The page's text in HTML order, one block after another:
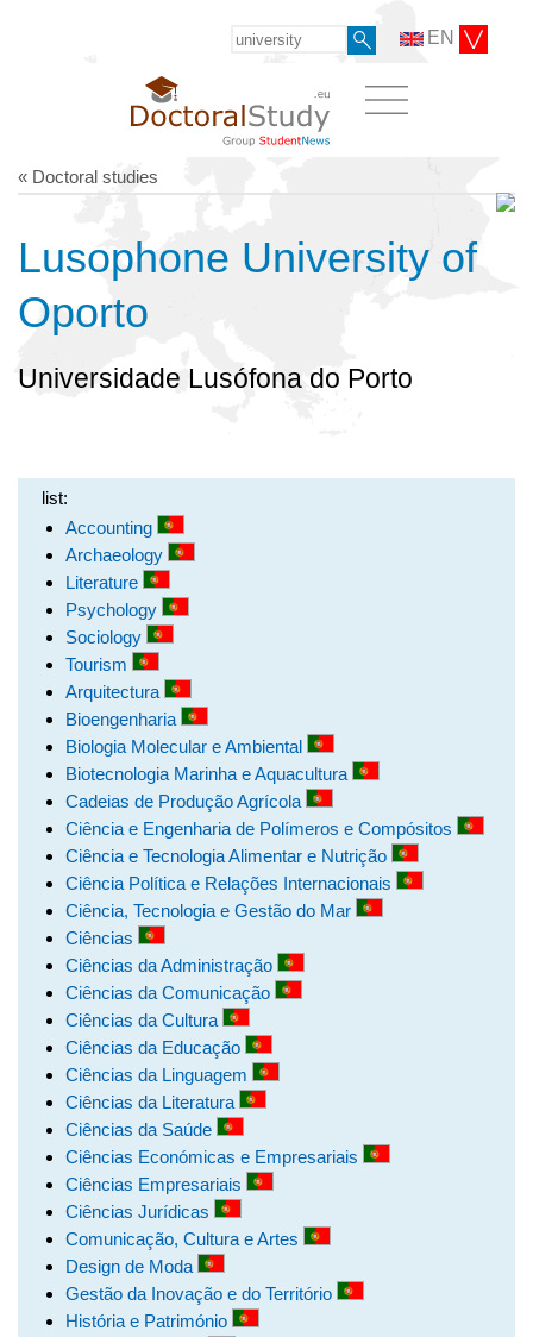
EN
« Doctoral studies
Lusophone University of
Oporto
Universidade Lusófona do Porto
list:
Accounting
Archaeology
Literature
Psychology
Sociology
Tourism
Arquitectura
Bioengenharia
Biologia Molecular e Ambiental
Biotecnologia Marinha e Aquacultura
Cadeias de Produção Agrícola
Ciência e Engenharia de Polímeros e Compósitos
Ciência e Tecnologia Alimentar e Nutrição
Ciência Política e Relações Internacionais
Ciência, Tecnologia e Gestão do Mar
Ciências
Ciências da Administração
Ciências da Comunicação
Ciências da Cultura
Ciências da Educação
Ciências da Linguagem
Ciências da Literatura
Ciências da Saúde
Ciências Económicas e Empresariais
Ciências Empresariais
Ciências Jurídicas
Comunicação, Cultura e Artes
Design de Moda
Gestão da Inovação e do Território
História e Património